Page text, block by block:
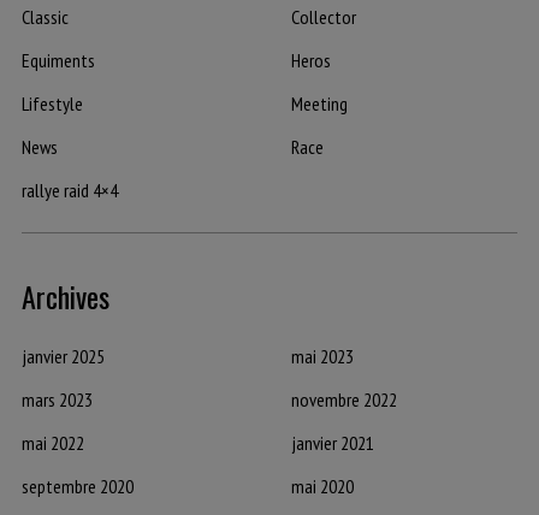
Classic
Collector
Equiments
Heros
Lifestyle
Meeting
News
Race
rallye raid 4×4
Archives
janvier 2025
mai 2023
mars 2023
novembre 2022
mai 2022
janvier 2021
septembre 2020
mai 2020